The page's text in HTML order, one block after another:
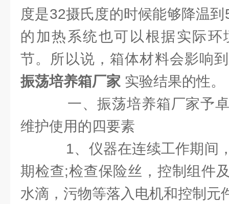
度是32摄氏度的时候能够降温
的加热系统也可以根据实际
节。所以说，箱体材料会影响
振荡培养箱厂家 实验结果的性。
一、振荡培养箱厂家予
维护使用的四要素
1、仪器在连续工作期间
期检查;检查保险丝，控制组件
水滴，污物等落入电机和控制元